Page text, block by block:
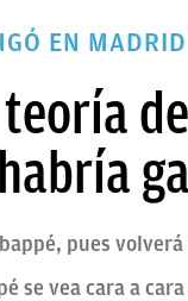
EN
pues
se vea cara a